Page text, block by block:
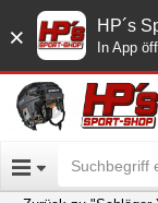
× HP´s
In App